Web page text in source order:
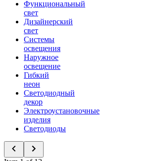
Функциональный
свет
Дизайнерский
свет
Системы
освещения
Наружное
освещение
Гибкий
неон
Светодиодный
декор
Электроустановочные
изделия
Светодиоды